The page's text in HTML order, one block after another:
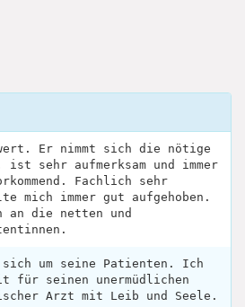
Er nimmt sich die nötige
sehr aufmerksam und immer
Fachlich sehr
mich immer gut aufgehoben.
an die netten und
sich um seine Patienten. Ich
für seinen unermüdlichen
Arzt mit Leib und Seele.